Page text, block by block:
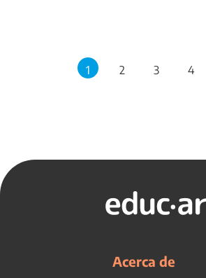
1 2 3 4
Acerca de